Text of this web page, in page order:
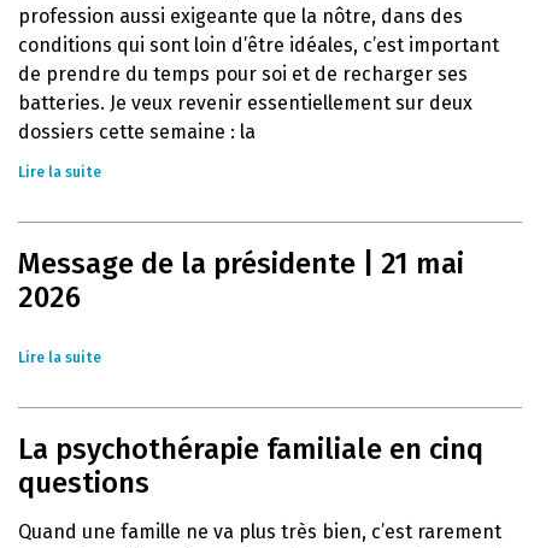
profession aussi exigeante que la nôtre, dans des
conditions qui sont loin d’être idéales, c’est important
de prendre du temps pour soi et de recharger ses
batteries. Je veux revenir essentiellement sur deux
dossiers cette semaine : la
Lire la suite
Message de la présidente | 21 mai
2026
Lire la suite
La psychothérapie familiale en cinq
questions
Quand une famille ne va plus très bien, c’est rarement